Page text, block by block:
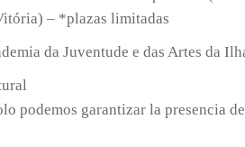
– *plazas limitadas
da Juventude e das Artes da
podemos garantizar la presencia de